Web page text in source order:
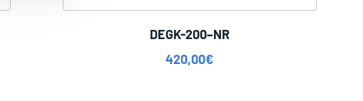
DEGK-200–NR
420,00€